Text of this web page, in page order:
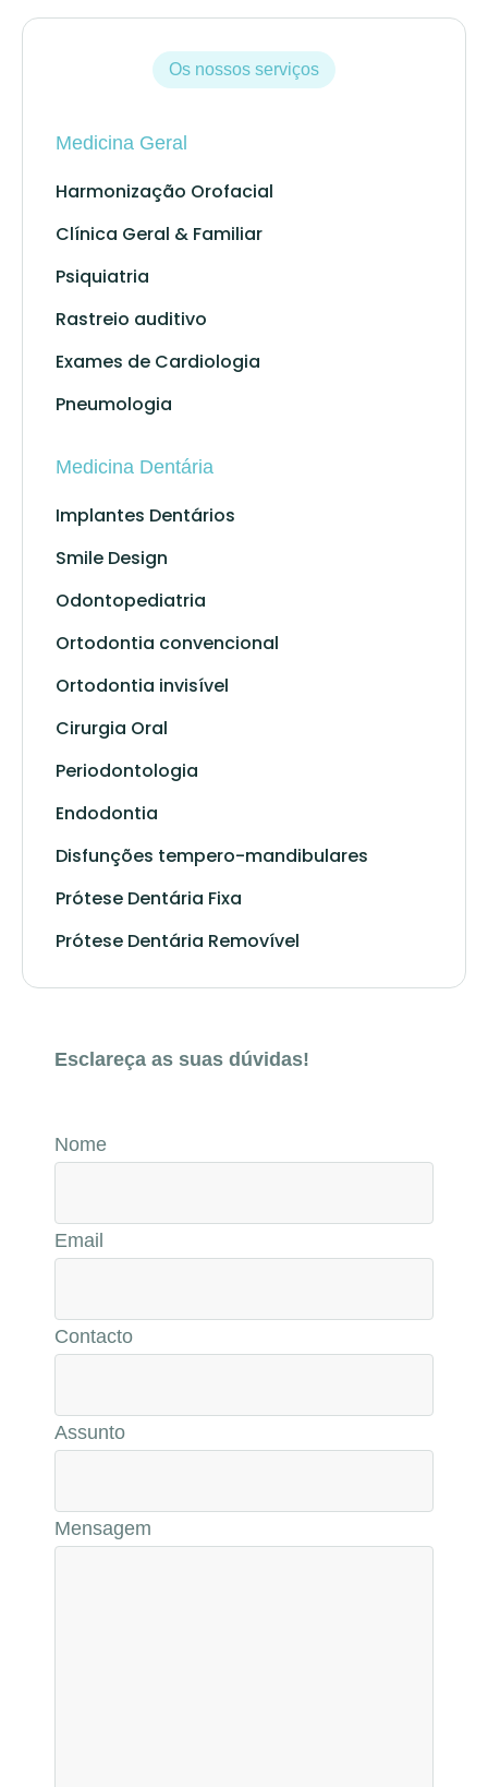
Os nossos serviços
Medicina Geral
Harmonização Orofacial
Clínica Geral & Familiar
Psiquiatria
Rastreio auditivo
Exames de Cardiologia
Pneumologia
Medicina Dentária
Implantes Dentários
Smile Design
Odontopediatria
Ortodontia convencional
Ortodontia invisível
Cirurgia Oral
Periodontologia
Endodontia
Disfunções tempero-mandibulares
Prótese Dentária Fixa
Prótese Dentária Removível
Esclareça as suas dúvidas!
Nome
Email
Contacto
Assunto
Mensagem